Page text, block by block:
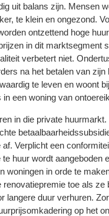
uit balans zijn. Mensen
te klein en ongezond.
ontzettend hoge
in dit marktsegment
verbetert niet.
na het betalen van zijn
te leven en woont
een woning van
in die private
Verplicht een
huur wordt aangeboden
woningen in orde te
renovatiepremie toe als ze
langere duur verhuren.
op het